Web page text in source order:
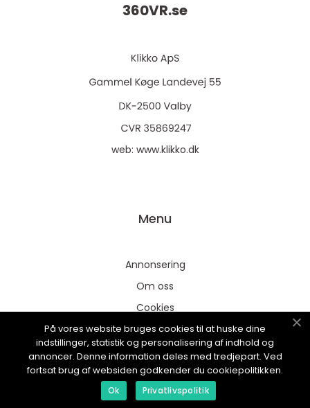
360VR.se
web: www.klikko.dk
Menu
Annonsering
Om oss
Cookies
Kontakta oss
Sitemap
På vores website bruges cookies til at huske dine
indstillinger, statistik og personalisering af indhold og
annoncer. Denne information deles med tredjepart. Ved
fortsat brug af websiden godkender du cookiepolitikken.
Ok Privatlivspolitik